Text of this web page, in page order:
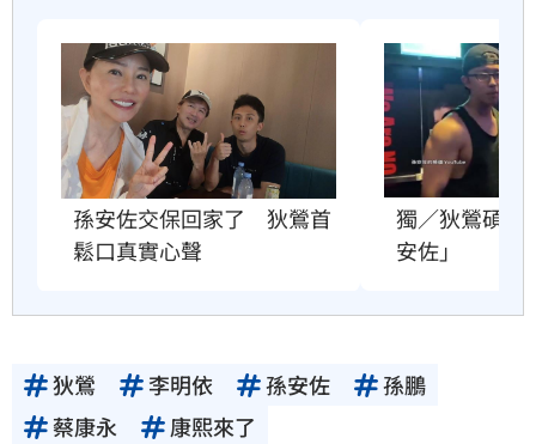
孫安佐交保回家了　狄鶯首
鬆口真實心聲
獨／狄鶯碩士
安佐」
狄鶯 李明依 孫安佐
孫鵬
蔡康永
康熙來了